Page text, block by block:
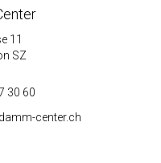
11
SZ
30 60
center.ch